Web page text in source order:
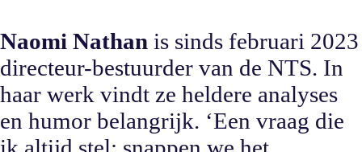
Naomi Nathan is sinds februari 2023
directeur-bestuurder van de NTS. In
haar werk vindt ze heldere analyses
en humor belangrijk. ‘Een vraag die